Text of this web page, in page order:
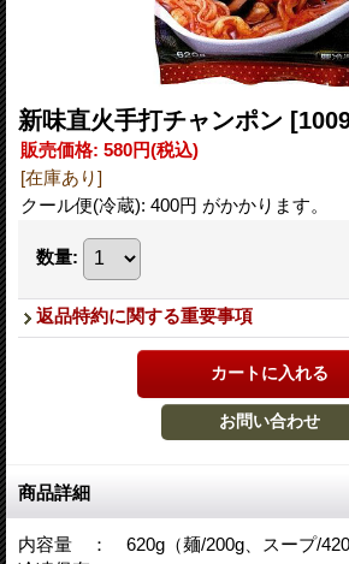
新味直火手打チャンポン
販売価格: 580円(税込)
[在庫あり]
クール便(冷蔵): 400円 がかかります。
数量:
返品特約に関する重要事項
商品詳細
内容量 ： 620g（麺/200g、スープ/